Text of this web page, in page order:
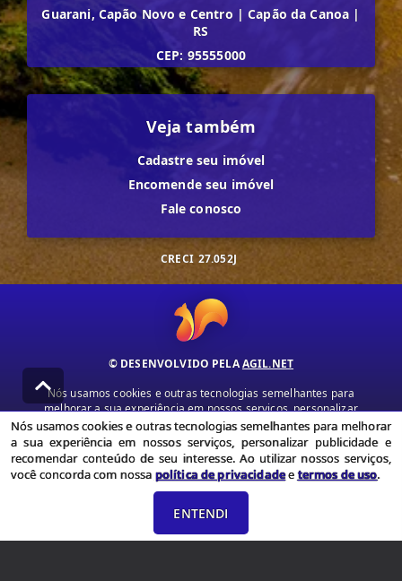
Guarani, Capão Novo e Centro | Capão da Canoa |
RS
CEP: 95555000
Veja também
Cadastre seu imóvel
Encomende seu imóvel
Fale conosco
CRECI 27.052J
© DESENVOLVIDO PELAAGIL.NET
Nós usamos cookies e outras tecnologias semelhantes para
melhorar a sua experiência em nossos serviços, personalizar
publicidade e recomendar conteúdo de seu interesse. Ao utilizar
nossos serviços, você concorda com nossa política de privacidade e
termos de uso.
Política de Privacidade Termos de uso
Nós usamos cookies e outras tecnologias semelhantes para melhorar
a sua experiência em nossos serviços, personalizar publicidade e
recomendar conteúdo de seu interesse. Ao utilizar nossos serviços,
você concorda com nossa política de privacidadeetermos de uso.
ENTENDI